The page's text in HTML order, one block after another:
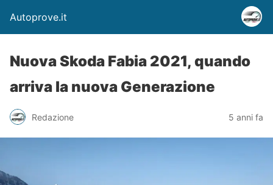
Autoprove.it
Nuova Skoda Fabia 2021, quando
arriva la nuova Generazione
Redazione 5 anni fa